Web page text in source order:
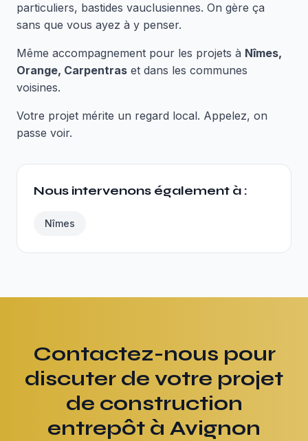
particuliers, bastides vauclusiennes. On gère ça
sans que vous ayez à y penser.
Même accompagnement pour les projets à Nîmes,
Orange, Carpentras et dans les communes
voisines.
Votre projet mérite un regard local. Appelez, on
passe voir.
Nous intervenons également à :
Nîmes
Contactez-nous pour
discuter de votre projet
de construction
entrepôt à Avignon